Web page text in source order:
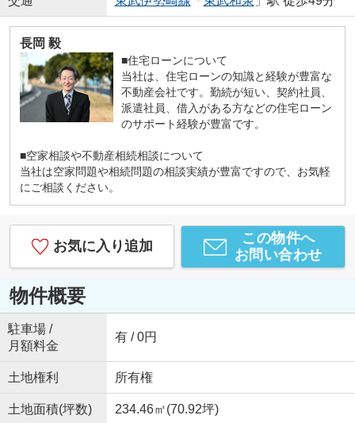
長岡 毅
■住宅ローンについて
当社は、住宅ローンの知識と経験が豊富な
不動産会社です。勤続が短い、契約社員、
派遣社員、借入がある方などの住宅ローン
のサポート経験が豊富です。
■空家相談や不動産相続相談について
当社は空家問題や相続問題の相談実績が豊富ですので、お気軽
にご相談ください。
お気に入り追加
この物件へ
お問い合わせ
物件概要
駐車場 /
月額料金
有 / 0円
土地権利 所有権
土地面積(坪数) 234.46㎡(70.92坪)